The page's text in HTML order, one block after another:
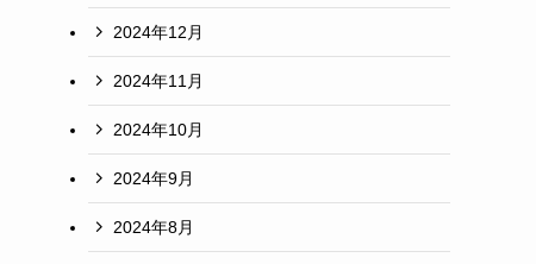
2024年12月
2024年11月
2024年10月
2024年9月
2024年8月